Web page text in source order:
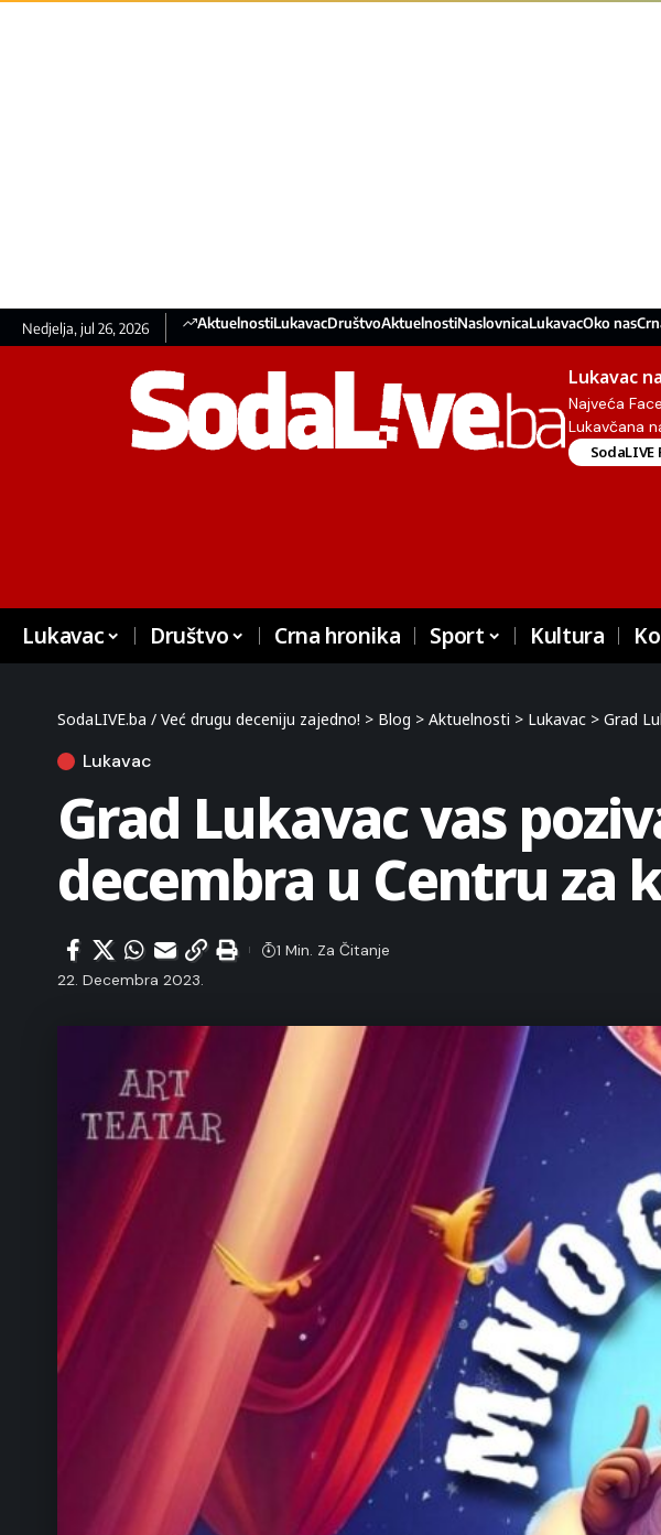
Nedjelja, jul 26, 2026 AktuelnostiLukavacDruštvoAktuelnostiNaslovnicaLukavacOko nas
Lukavac
Najveća
Lukavčana
SodaLIVE
Lukavac Društvo Crna hronika Sport Kultura
SodaLIVE.ba / Već drugu deceniju zajedno! > Blog > Aktuelnosti > Lukavac > Grad
Lukavac
Grad Lukavac vas
decembra u Centru za
22. Decembra 2023.
1 Min. Za Čitanje